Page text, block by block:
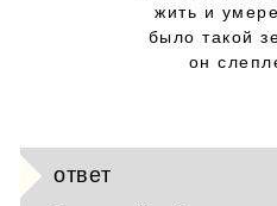
жить и
было такой
он
ответ